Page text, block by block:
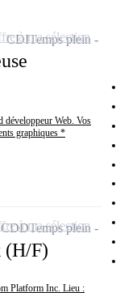
développeur Web. Vos
graphiques *
CDITemps plein
à ma sélection
(H/F)
Platform Inc. Lieu :
CDDTemps plein
à ma sélection